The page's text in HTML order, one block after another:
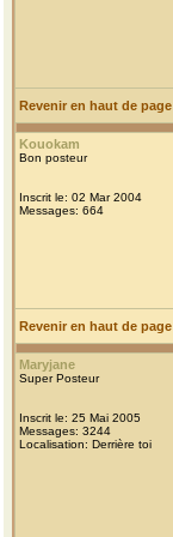
Revenir en haut de page
Kouokam
Bon posteur
Inscrit le: 02 Mar 2004
Messages: 664
Revenir en haut de page
Maryjane
Super Posteur
Inscrit le: 25 Mai 2005
Messages: 3244
Localisation: Derrière toi